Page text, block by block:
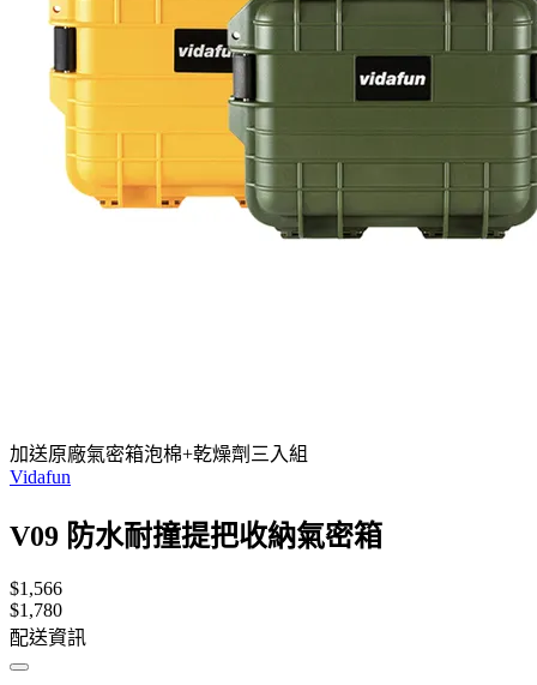
加送原廠氣密箱泡棉+乾燥劑三入組
Vidafun
V09 防水耐撞提把收納氣密箱
$1,566
$1,780
配送資訊